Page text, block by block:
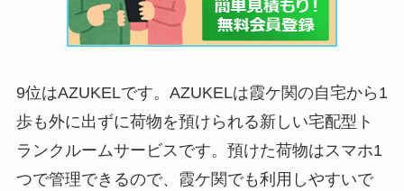
9位はAZUKELです。AZUKELは霞ケ関の自宅から1
歩も外に出ずに荷物を預けられる新しい宅配型ト
ランクルームサービスです。預けた荷物はスマホ1
つで管理できるので、霞ケ関でも利用しやすいで